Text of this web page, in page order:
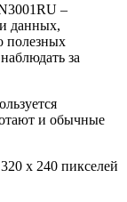
–
данных,
полезных
за
и обычные
x 240 пикселей